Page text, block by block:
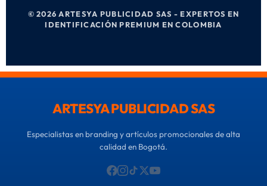
© 2026 ARTESYA PUBLICIDAD SAS - EXPERTOS EN
IDENTIFICACIÓN PREMIUM EN COLOMBIA
ARTESYA PUBLICIDAD SAS
Especialistas en branding y artículos promocionales de alta
calidad en Bogotá.